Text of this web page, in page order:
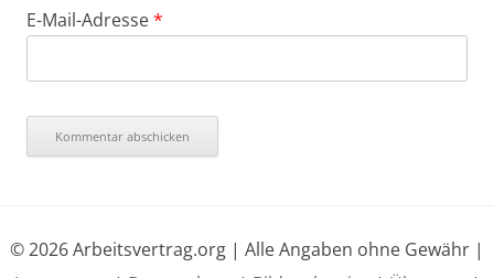
E-Mail-Adresse*
© 2026 Arbeitsvertrag.org | Alle Angaben ohne Gewähr |